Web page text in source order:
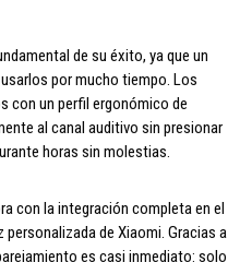
de su éxito, ya que un
por mucho tiempo. Los
con un perfil ergonómico de
al canal auditivo sin presionar
horas sin molestias.
con la integración completa en el
de Xiaomi. Gracias a
es casi inmediato: solo